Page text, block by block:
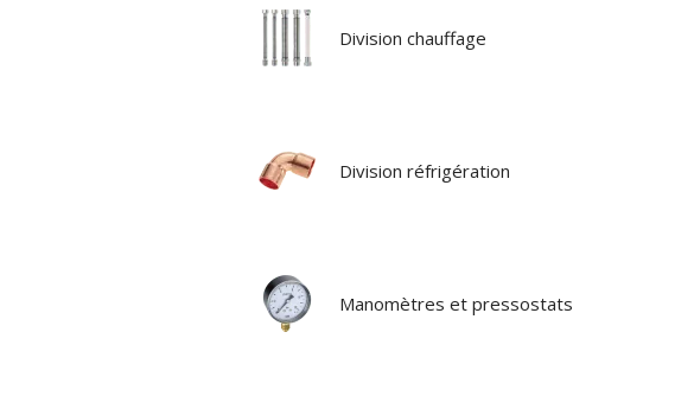
Division chauffage
Division réfrigération
Manomètres et pressostats